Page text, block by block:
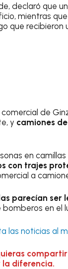
declaró que un
mientras
que recibieron
de
y camiones
en
con trajes
a
parecían ser
en el
las noticias al
la diferencia.